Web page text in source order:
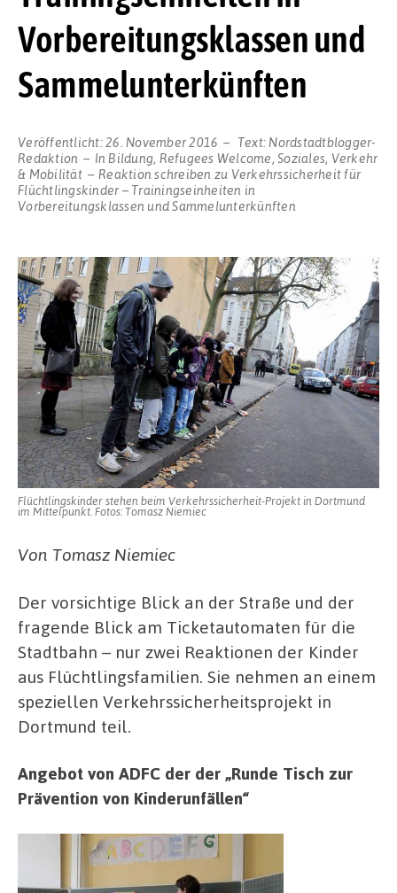
Vorbereitungsklassen und
Sammelunterkünften
Veröffentlicht:26. November 2016 Text: Nordstadtblogger-
Redaktion
In Bildung, Refugees Welcome, Soziales, Verkehr
& Mobilität
Reaktion schreiben zu Verkehrssicherheit für
Flüchtlingskinder – Trainingseinheiten in
Vorbereitungsklassen und Sammelunterkünften
Flüchtlingskinder stehen beim Verkehrssicherheit-Projekt in Dortmund
im Mittelpunkt. Fotos: Tomasz Niemiec
Von Tomasz Niemiec
Der vorsichtige Blick an der Straße und der
fragende Blick am Ticketautomaten für die
Stadtbahn – nur zwei Reaktionen der Kinder
aus Flüchtlingsfamilien. Sie nehmen an einem
speziellen Verkehrssicherheitsprojekt in
Dortmund teil.
Angebot von ADFC der der „Runde Tisch zur
Prävention von Kinderunfällen“